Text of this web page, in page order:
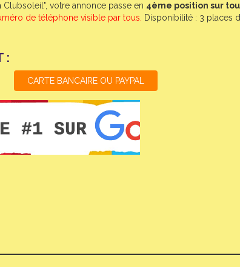
Clubsoleil", votre annonce passe en 4ème position sur
de téléphone visible par tous. Disponibilité : 3 places
: